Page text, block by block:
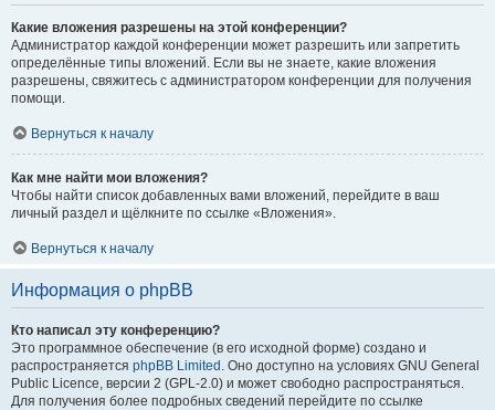
Какие вложения разрешены на этой конференции?
Администратор каждой конференции может разрешить или запретить
определённые типы вложений. Если вы не знаете, какие вложения
разрешены, свяжитесь с администратором конференции для получения
помощи.
Вернуться к началу
Как мне найти мои вложения?
Чтобы найти список добавленных вами вложений, перейдите в ваш
личный раздел и щёлкните по ссылке «Вложения».
Вернуться к началу
Информация о phpBB
Кто написал эту конференцию?
Это программное обеспечение (в его исходной форме) создано и
распространяется phpBB Limited . Оно доступно на условиях GNU General
Public Licence, версии 2 (GPL-2.0) и может свободно распространяться.
Для получения более подробных сведений перейдите по ссылке